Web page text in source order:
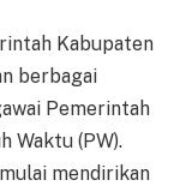
Kabupaten
berbagai
Pemerintah
Waktu (PW).
mendirikan